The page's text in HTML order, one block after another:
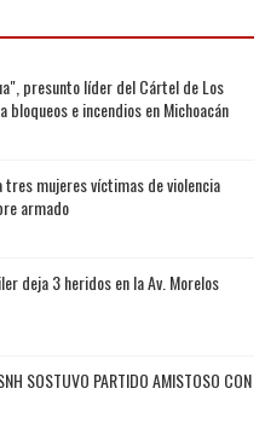
presunto líder del Cártel de Los
bloqueos e incendios en Michoacán
tres mujeres víctimas de violencia
armado
deja 3 heridos en la Av. Morelos
SOSTUVO PARTIDO AMISTOSO CON